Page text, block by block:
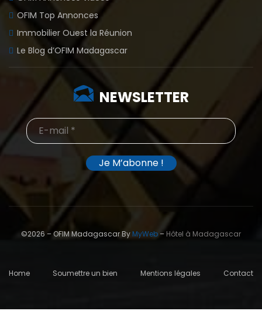
OFIM Top Annonces
Immobilier Ouest la Réunion
Le Blog d’OFIM Madagascar
NEWSLETTER
©2026 – OFIM Madagascar ByMyWeb– Hôtel à Madagascar
Home Soumettre un bien Mentions légales Contact